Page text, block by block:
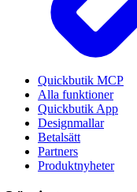
Quickbutik MCP
Alla funktioner
Quickbutik App
Designmallar
Betalsätt
Partners
Produktnyheter